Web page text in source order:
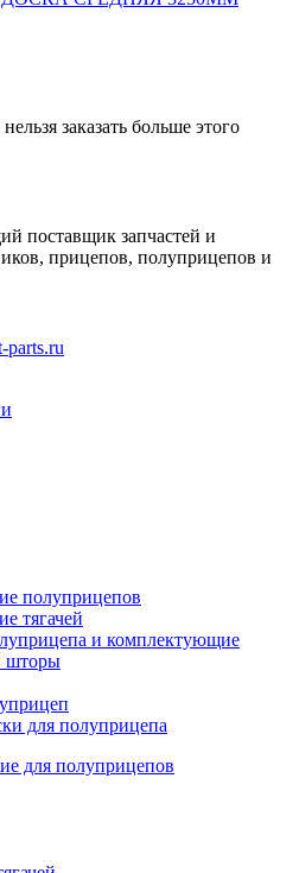
заказать больше этого
поставщик запчастей и
прицепов, полуприцепов и
parts.ru
полуприцепов
тягачей
и комплектующие
шторы
для полуприцепа
для полуприцепов